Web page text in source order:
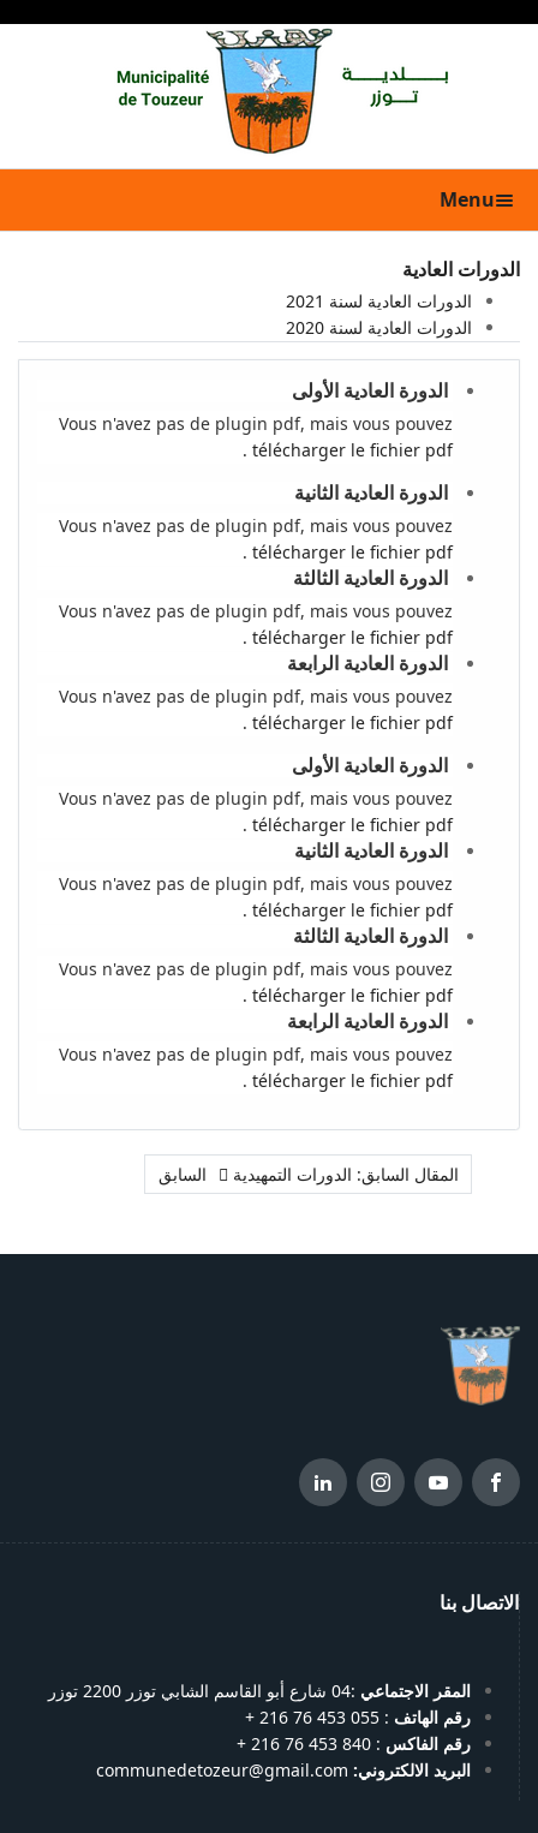
Menu
الدورات العادية
الدورات العادية لسنة 2021
الدورات العادية لسنة 2020
الدورة العادية الأولى
Vous n'avez pas de plugin pdf, mais vous pouvez
télécharger le fichier pdf .
الدورة العادية الثانية
Vous n'avez pas de plugin pdf, mais vous pouvez
télécharger le fichier pdf .
الدورة العادية الثالثة
Vous n'avez pas de plugin pdf, mais vous pouvez
télécharger le fichier pdf .
الدورة العادية الرابعة
Vous n'avez pas de plugin pdf, mais vous pouvez
télécharger le fichier pdf .
الدورة العادية الأولى
Vous n'avez pas de plugin pdf, mais vous pouvez
télécharger le fichier pdf .
الدورة العادية الثانية
Vous n'avez pas de plugin pdf, mais vous pouvez
télécharger le fichier pdf .
الدورة العادية الثالثة
Vous n'avez pas de plugin pdf, mais vous pouvez
télécharger le fichier pdf .
الدورة العادية الرابعة
Vous n'avez pas de plugin pdf, mais vous pouvez
télécharger le fichier pdf .
المقال السابق: الدورات التمهيدية السابق
الاتصال بنا
المقر الاجتماعي :04 شارع أبو القاسم الشابي توزر 2200 توزر
رقم الهاتف : 055 453 76 216 +
رقم الفاكس : 840 453 76 216 +
البريد الالكتروني: communedetozeur@gmail.com